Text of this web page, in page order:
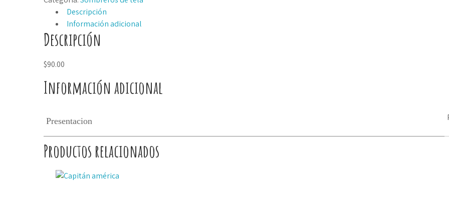
cantidadDescripción
Información adicional
Descripción
$90.00
Información adicional
Presentacion
Productos relacionados